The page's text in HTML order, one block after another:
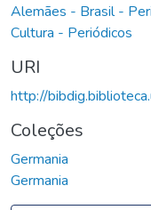
Alemães - Brasil -
Cultura - Periódicos
URI
http://
Coleções
Germania
Germania